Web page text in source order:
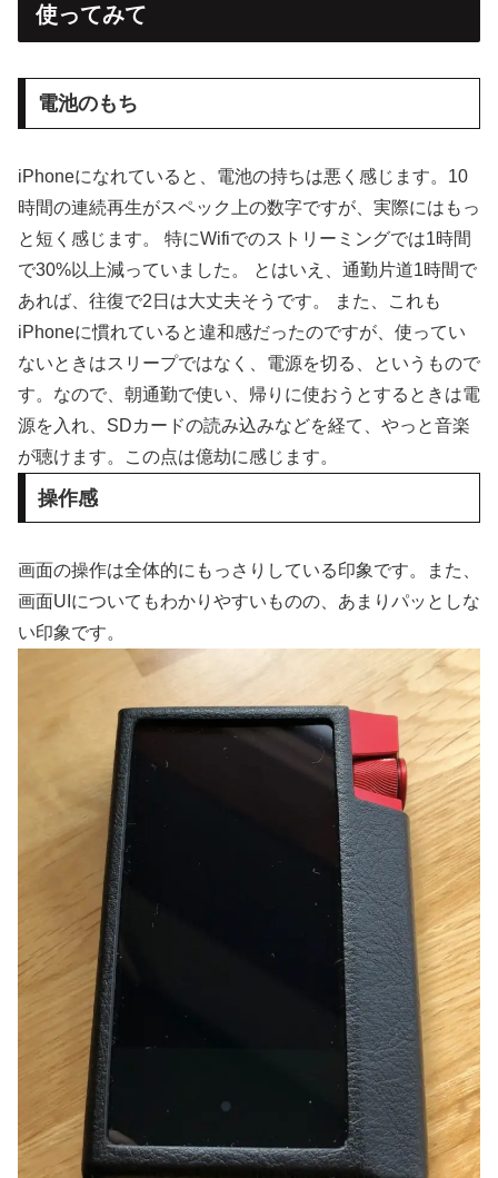
使ってみて
電池のもち
iPhoneになれていると、電池の持ちは悪く感じます。10
時間の連続再生がスペック上の数字ですが、実際にはもっ
と短く感じます。 特にWifiでのストリーミングでは1時間
で30%以上減っていました。 とはいえ、通勤片道1時間で
あれば、往復で2日は大丈夫そうです。 また、これも
iPhoneに慣れていると違和感だったのですが、使ってい
ないときはスリープではなく、電源を切る、というもので
す。なので、朝通勤で使い、帰りに使おうとするときは電
源を入れ、SDカードの読み込みなどを経て、やっと音楽
が聴けます。この点は億劫に感じます。
操作感
画面の操作は全体的にもっさりしている印象です。また、
画面UIについてもわかりやすいものの、あまりパッとしな
い印象です。